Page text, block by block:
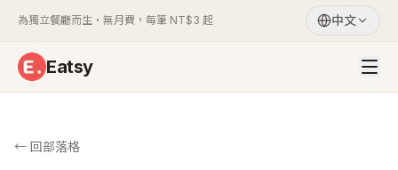
為獨立餐廳而生・無月費，每筆 NT$3 起 中文
Eatsy
← 回部落格